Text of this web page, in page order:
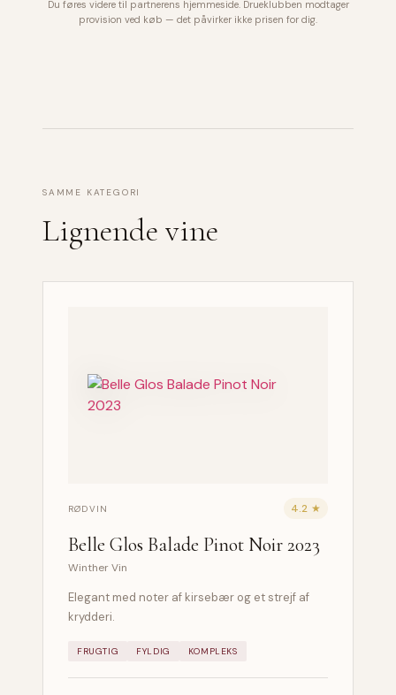
Du føres videre til partnerens hjemmeside. Drueklubben modtager
provision ved køb — det påvirker ikke prisen for dig.
SAMME KATEGORI
Lignende vine
RØDVIN 4.2 ★
Belle Glos Balade Pinot Noir 2023
Winther Vin
Elegant med noter af kirsebær og et strejf af
krydderi.
FRUGTIG FYLDIG KOMPLEKS